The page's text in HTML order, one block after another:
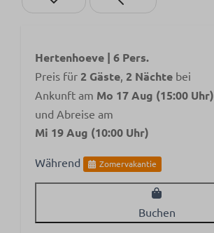
Hertenhoeve | 6 Pers.
Preis für 2 Gäste, 2 Nächte bei
Ankunft am Mo 17 Aug (15:00 Uhr)
und Abreise am
Mi 19 Aug (10:00 Uhr)
Während Zomervakantie
Buchen